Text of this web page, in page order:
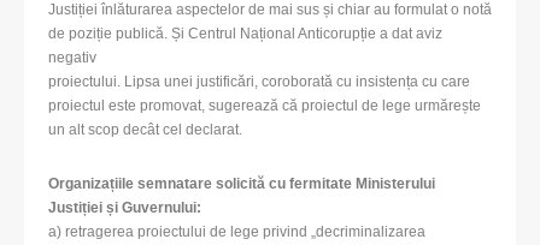
Justiției înlăturarea aspectelor de mai sus și chiar au formulat o notă
de poziție publică. Și Centrul Național Anticorupție a dat aviz
negativ
proiectului. Lipsa unei justificări, coroborată cu insistența cu care
proiectul este promovat, sugerează că proiectul de lege urmărește
un alt scop decât cel declarat.
Organizațiile semnatare solicită cu fermitate Ministerului
Justiției și Guvernului:
a) retragerea proiectului de lege privind „decriminalizarea